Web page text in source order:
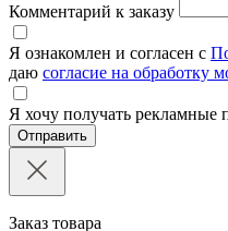
Комментарий к заказу
Я ознакомлен и согласен с
даю согласие на обработку
Я хочу получать рекламные
Отправить
Заказ товара